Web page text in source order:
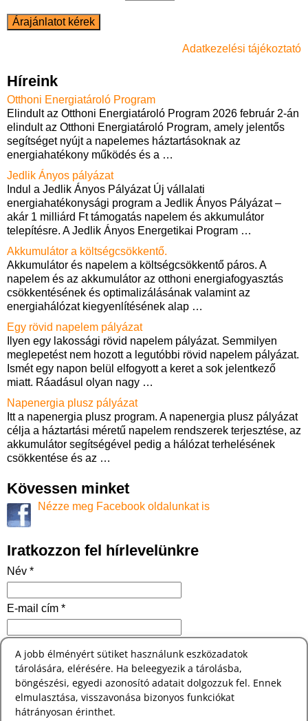
A jobb élményért sütiket használunk eszközadatok
tárolására, elérésére. Ha beleegyezik a tárolásba,
böngészési, egyedi azonosító adatait dolgozzuk fel. Ennek
elmulasztása, visszavonása bizonyos funkciókat
hátrányosan érinthet.
Adatkezelési tájékoztató
Híreink
Otthoni Energiatároló Program
Elindult az Otthoni Energiatároló Program 2026 február 2-án
elindult az Otthoni Energiatároló Program, amely jelentős
segítséget nyújt a napelemes háztartásoknak az
energiahatékony működés és a …
Jedlik Ányos pályázat
Indul a Jedlik Ányos Pályázat Új vállalati
energiahatékonysági program a Jedlik Ányos Pályázat –
akár 1 milliárd Ft támogatás napelem és akkumulátor
telepítésre. A Jedlik Ányos Energetikai Program …
Akkumulátor a költségcsökkentő.
Akkumulátor és napelem a költségcsökkentő páros. A
napelem és az akkumulátor az otthoni energiafogyasztás
csökkentésének és optimalizálásának valamint az
energiahálózat kiegyenlítésének alap …
Egy rövid napelem pályázat
Ilyen egy lakossági rövid napelem pályázat. Semmilyen
meglepetést nem hozott a legutóbbi rövid napelem pályázat.
Ismét egy napon belül elfogyott a keret a sok jelentkező
miatt. Ráadásul olyan nagy …
Napenergia plusz pályázat
Itt a napenergia plusz program. A napenergia plusz pályázat
célja a háztartási méretű napelem rendszerek terjesztése, az
akkumulátor segítségével pedig a hálózat terhelésének
csökkentése és az …
Kövessen minket
Nézze meg Facebook oldalunkat is
Iratkozzon fel hírlevelünkre
Név *
E-mail cím *
Magyarország fővárosa: